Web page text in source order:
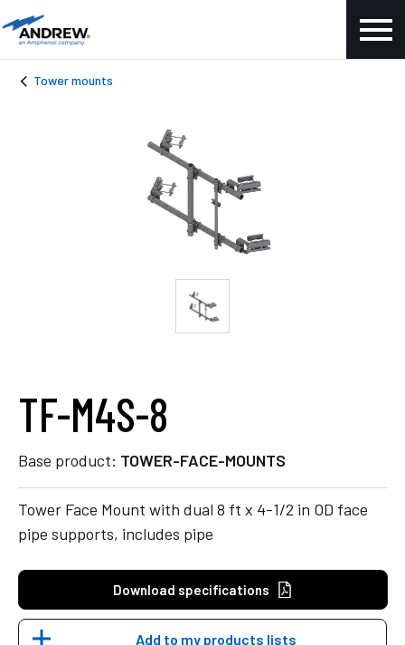
Tower mounts
TF-M4S-8
Base product: TOWER-FACE-MOUNTS
Tower Face Mount with dual 8 ft x 4-1/2 in OD face
pipe supports, includes pipe
Download specifications
Add to my products lists